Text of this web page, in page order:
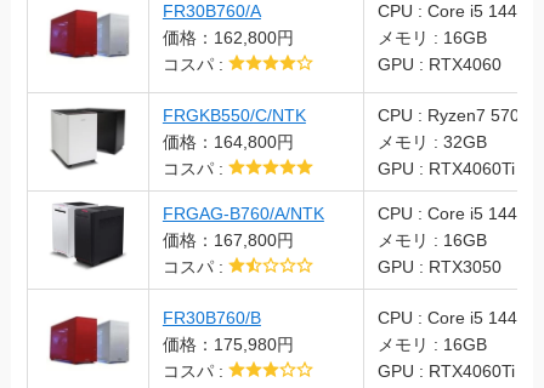
FR30B760/A
価格：162,800円
コスパ :
CPU : Core i5
メモリ : 16GB
GPU : RTX4060
FRGKB550/C/NTK
価格：164,800円
コスパ :
CPU : Ryzen7 5700X
メモリ : 32GB
GPU : RTX4060Ti
FRGAG-B760/A/NTK
価格：167,800円
コスパ :
CPU : Core i5
メモリ : 16GB
GPU : RTX3050
FR30B760/B
価格：175,980円
コスパ :
CPU : Core i5
メモリ : 16GB
GPU : RTX4060Ti